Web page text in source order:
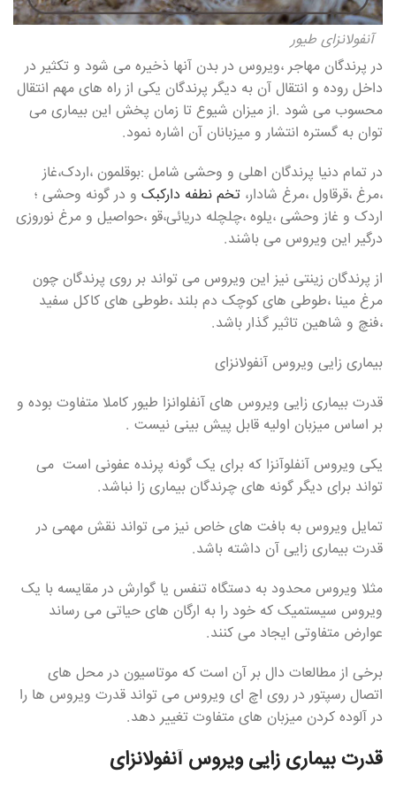
آنفولانزای طیور
در پرندگان مهاجر ،ویروس در بدن آنها ذخیره می شود و تکثیر در
داخل روده و انتقال آن به دیگر پرندگان یکی از راه های مهم انتقال
محسوب می شود .از میزان شیوع تا زمان پخش این بیماری می
توان به گستره انتشار و میزبانان آن اشاره نمود.
در تمام دنیا پرندگان اهلی و وحشی شامل :بوقلمون ،اردک،غاز
،مرغ ،قرقاول ،مرغ شادار، تخم نطفه دارکبک و در گونه وحشی ؛
اردک و غاز وحشی ،یلوه ،چلچله دریائی،قو ،حواصیل و مرغ نوروزی
درگیر این ویروس می باشند.
از پرندگان زینتی نیز این ویروس می تواند بر روی پرندگان چون
مرغ مینا ،طوطی های کوچک دم بلند ،طوطی های کاکل سفید
،فنچ و شاهین تاثیر گذار باشد.
بیماری زایی ویروس آنفولانزای
قدرت بیماری زایی ویروس های آنفلوانزا طیور کاملا متفاوت بوده و
بر اساس میزبان اولیه قابل پیش بینی نیست .
یکی ویروس آنفلوآنزا که برای یک گونه پرنده عفونی است می
تواند برای دیگر گونه های چرندگان بیماری زا نباشد.
تمایل ویروس به بافت های خاص نیز می تواند نقش مهمی در
قدرت بیماری زایی آن داشته باشد.
مثلا ویروس محدود به دستگاه تنفس یا گوارش در مقایسه با یک
ویروس سیستمیک که خود را به ارگان های حیاتی می رساند
عوارض متفاوتی ایجاد می کنند.
برخی از مطالعات دال بر آن است که موتاسیون در محل های
اتصال رسپتور در روی اچ ای ویروس می تواند قدرت ویروس ها را
در آلوده کردن میزبان های متفاوت تغییر دهد.
قدرت بیماری زایی ویروس آنفولانزای